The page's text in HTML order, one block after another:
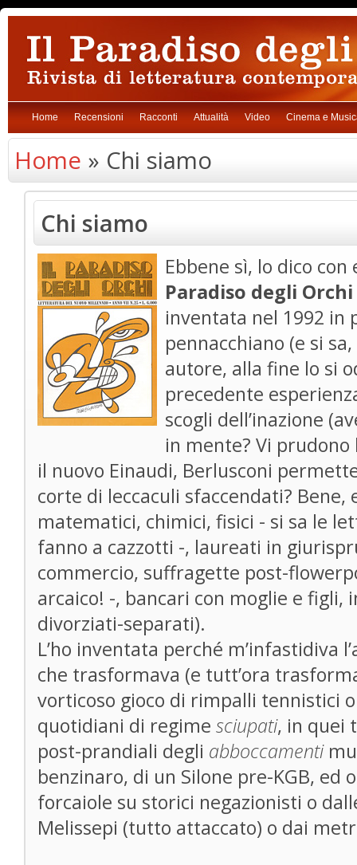
Home Recensioni Racconti Attualità Video Cinema e
Home » Chi siamo
Chi siamo
Ebbene sì, lo dico
Paradiso degli Orchi
inventata nel 1992 in
pennacchiano (e si
autore, alla fine lo si
precedente
scogli dell’inazione
in mente? Vi
il nuovo Einaudi, Berlusconi
corte di leccaculi sfaccendati?
matematici, chimici, fisici - si sa le
fanno a cazzotti -, laureati in
commercio, suffragette post-
arcaico! -, bancari con moglie e figli,
divorziati-separati).
L’ho inventata perché m’infastidiva
che trasformava (e tutt’ora
vorticoso gioco di rimpalli tennistici
quotidiani di regime sciupati, in quei
post-prandiali degli abboccamenti
benzinaro, di un Silone pre-KGB, ed
forcaiole su storici negazionisti o
Melissepi (tutto attaccato) o dai